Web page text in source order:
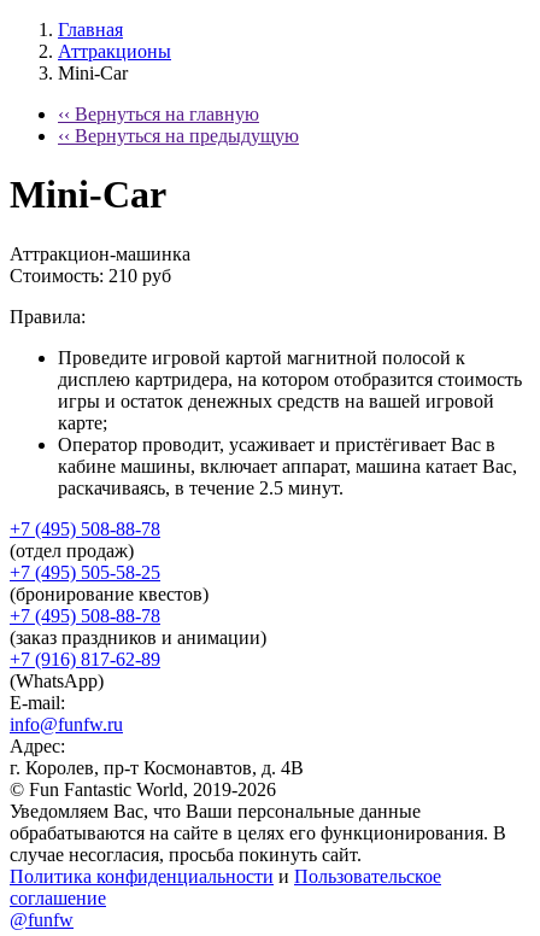
Главная
Аттракционы
Mini-Car
‹‹ Вернуться на главную
‹‹ Вернуться на предыдущую
Mini-Car
Аттракцион-машинка
Стоимость: 210 руб
Правила:
Проведите игровой картой магнитной полосой к
дисплею картридера, на котором отобразится стоимость
игры и остаток денежных средств на вашей игровой
карте;
Оператор проводит, усаживает и пристёгивает Вас в
кабине машины, включает аппарат, машина катает Вас,
раскачиваясь, в течение 2.5 минут.
+7 (495) 508-88-78
(отдел продаж)
+7 (495) 505-58-25
(бронирование квестов)
+7 (495) 508-88-78
(заказ праздников и анимации)
+7 (916) 817-62-89
(WhatsApp)
E-mail:
info@funfw.ru
Адрес:
г. Королев, пр-т Космонавтов, д. 4В
© Fun Fantastic World, 2019-2026
Уведомляем Вас, что Ваши персональные данные
обрабатываются на сайте в целях его функционирования. В
случае несогласия, просьба покинуть сайт.
Политика конфиденциальности и Пользовательское
соглашение
@funfw